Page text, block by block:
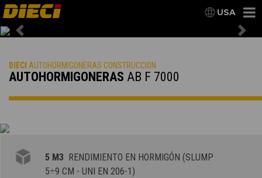
USA
Previous
DIECI AUTOHORMIGONERAS CONSTRUCCION
AUTOHORMIGONERAS AB F 7000
5 M3 RENDIMIENTO EN HORMIGÓN (SLUMP
5÷9 CM - UNI EN 206-1)